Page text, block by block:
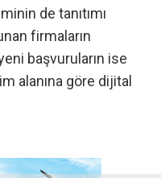
de tanıtımı
firmaların
başvuruların ise
alanına göre dijital